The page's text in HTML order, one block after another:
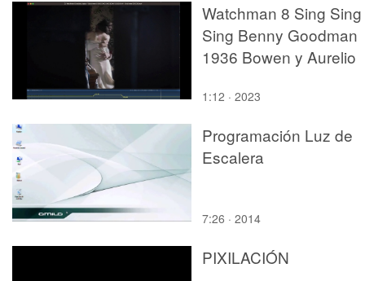
Watchman 8 Sing Sing
Sing Benny Goodman
1936 Bowen y Aurelio
1:12 · 2023
Programación Luz de
Escalera
7:26 · 2014
PIXILACIÓN